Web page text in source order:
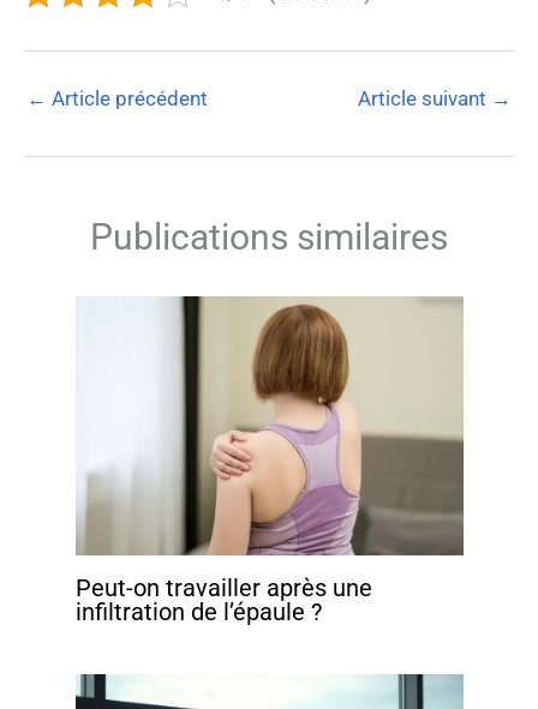
← Article précédent Article suivant →
Publications similaires
Peut-on travailler après une
infiltration de l’épaule ?